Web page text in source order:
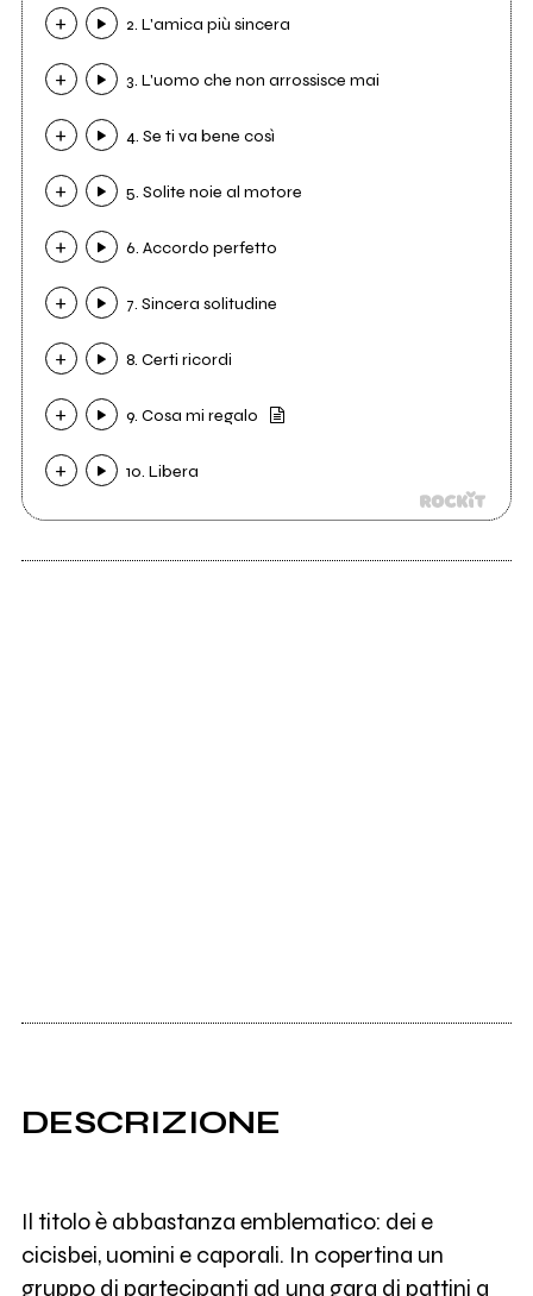
2. L'amica più sincera
3. L'uomo che non arrossisce mai
4. Se ti va bene così
5. Solite noie al motore
6. Accordo perfetto
7. Sincera solitudine
8. Certi ricordi
9. Cosa mi regalo
10. Libera
DESCRIZIONE
Il titolo è abbastanza emblematico: dei e
cicisbei, uomini e caporali. In copertina un
gruppo di partecipanti ad una gara di pattini a